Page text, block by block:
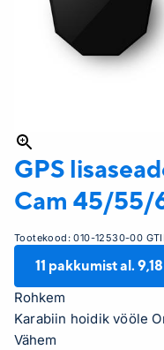
GPS
Cam 45/55/
Tootekood:010-12530-00
11 pakkumist al.
Rohkem
Karabiin hoidik vööle
Vähem